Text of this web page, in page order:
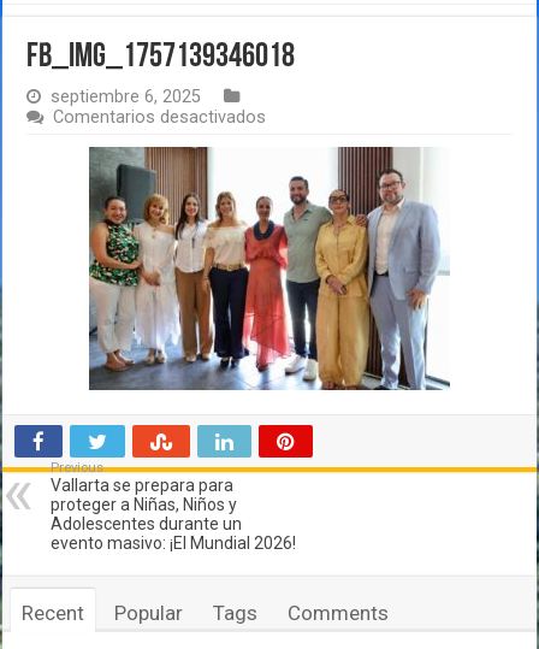
FB_IMG_1757139346018
septiembre 6, 2025
Comentarios desactivados
Previous
Vallarta se prepara para
proteger a Niñas, Niños y
Adolescentes durante un
evento masivo: ¡El Mundial 2026!
Recent Popular Tags Comments